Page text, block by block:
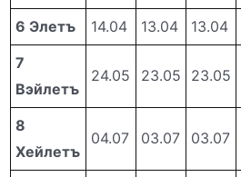
6 Элетъ 14.04 13.04 13.04
7
Вэйлетъ
24.05 23.05 23.05
8
Хейлетъ
04.07 03.07 03.07